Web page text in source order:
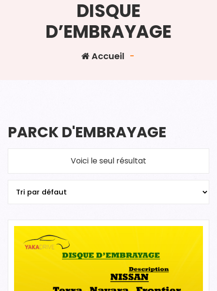
DISQUE
D’EMBRAYAGE
Accueil -
PARCK D'EMBRAYAGE
Voici le seul résultat